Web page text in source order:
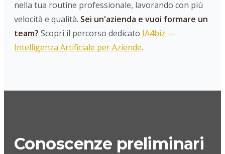
nella tua routine professionale, lavorando con più
velocità e qualità. Sei un'azienda e vuoi formare un
team? Scopri il percorso dedicato IA4biz —
Intelligenza Artificiale per Aziende.
Conoscenze preliminari